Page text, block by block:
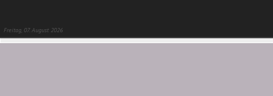
Freitag, 07. August 2026